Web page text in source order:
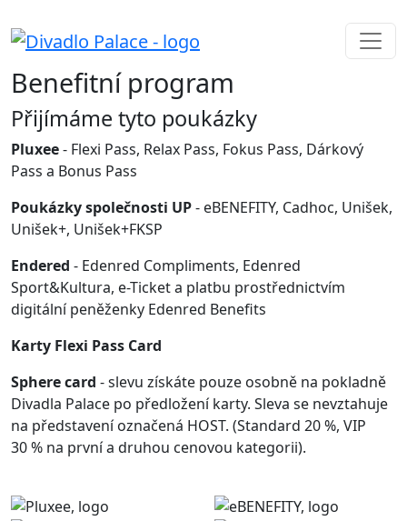
Benefitní program
Přijímáme tyto poukázky
Pluxee- Flexi Pass, Relax Pass, Fokus Pass, Dárkový
Pass a Bonus Pass
Poukázky společnosti UP- eBENEFITY, Cadhoc, Unišek,
Unišek+, Unišek+FKSP
Endered - Edenred Compliments, Edenred
Sport&Kultura, e-Ticket a platbu prostřednictvím
digitální peněženky Edenred Benefits
Karty Flexi Pass Card
Sphere card - slevu získáte pouze osobně na pokladně
Divadla Palace po předložení karty. Sleva se nevztahuje
na představení označená HOST. (Standard 20 %, VIP
30 % na první a druhou cenovou kategorii).